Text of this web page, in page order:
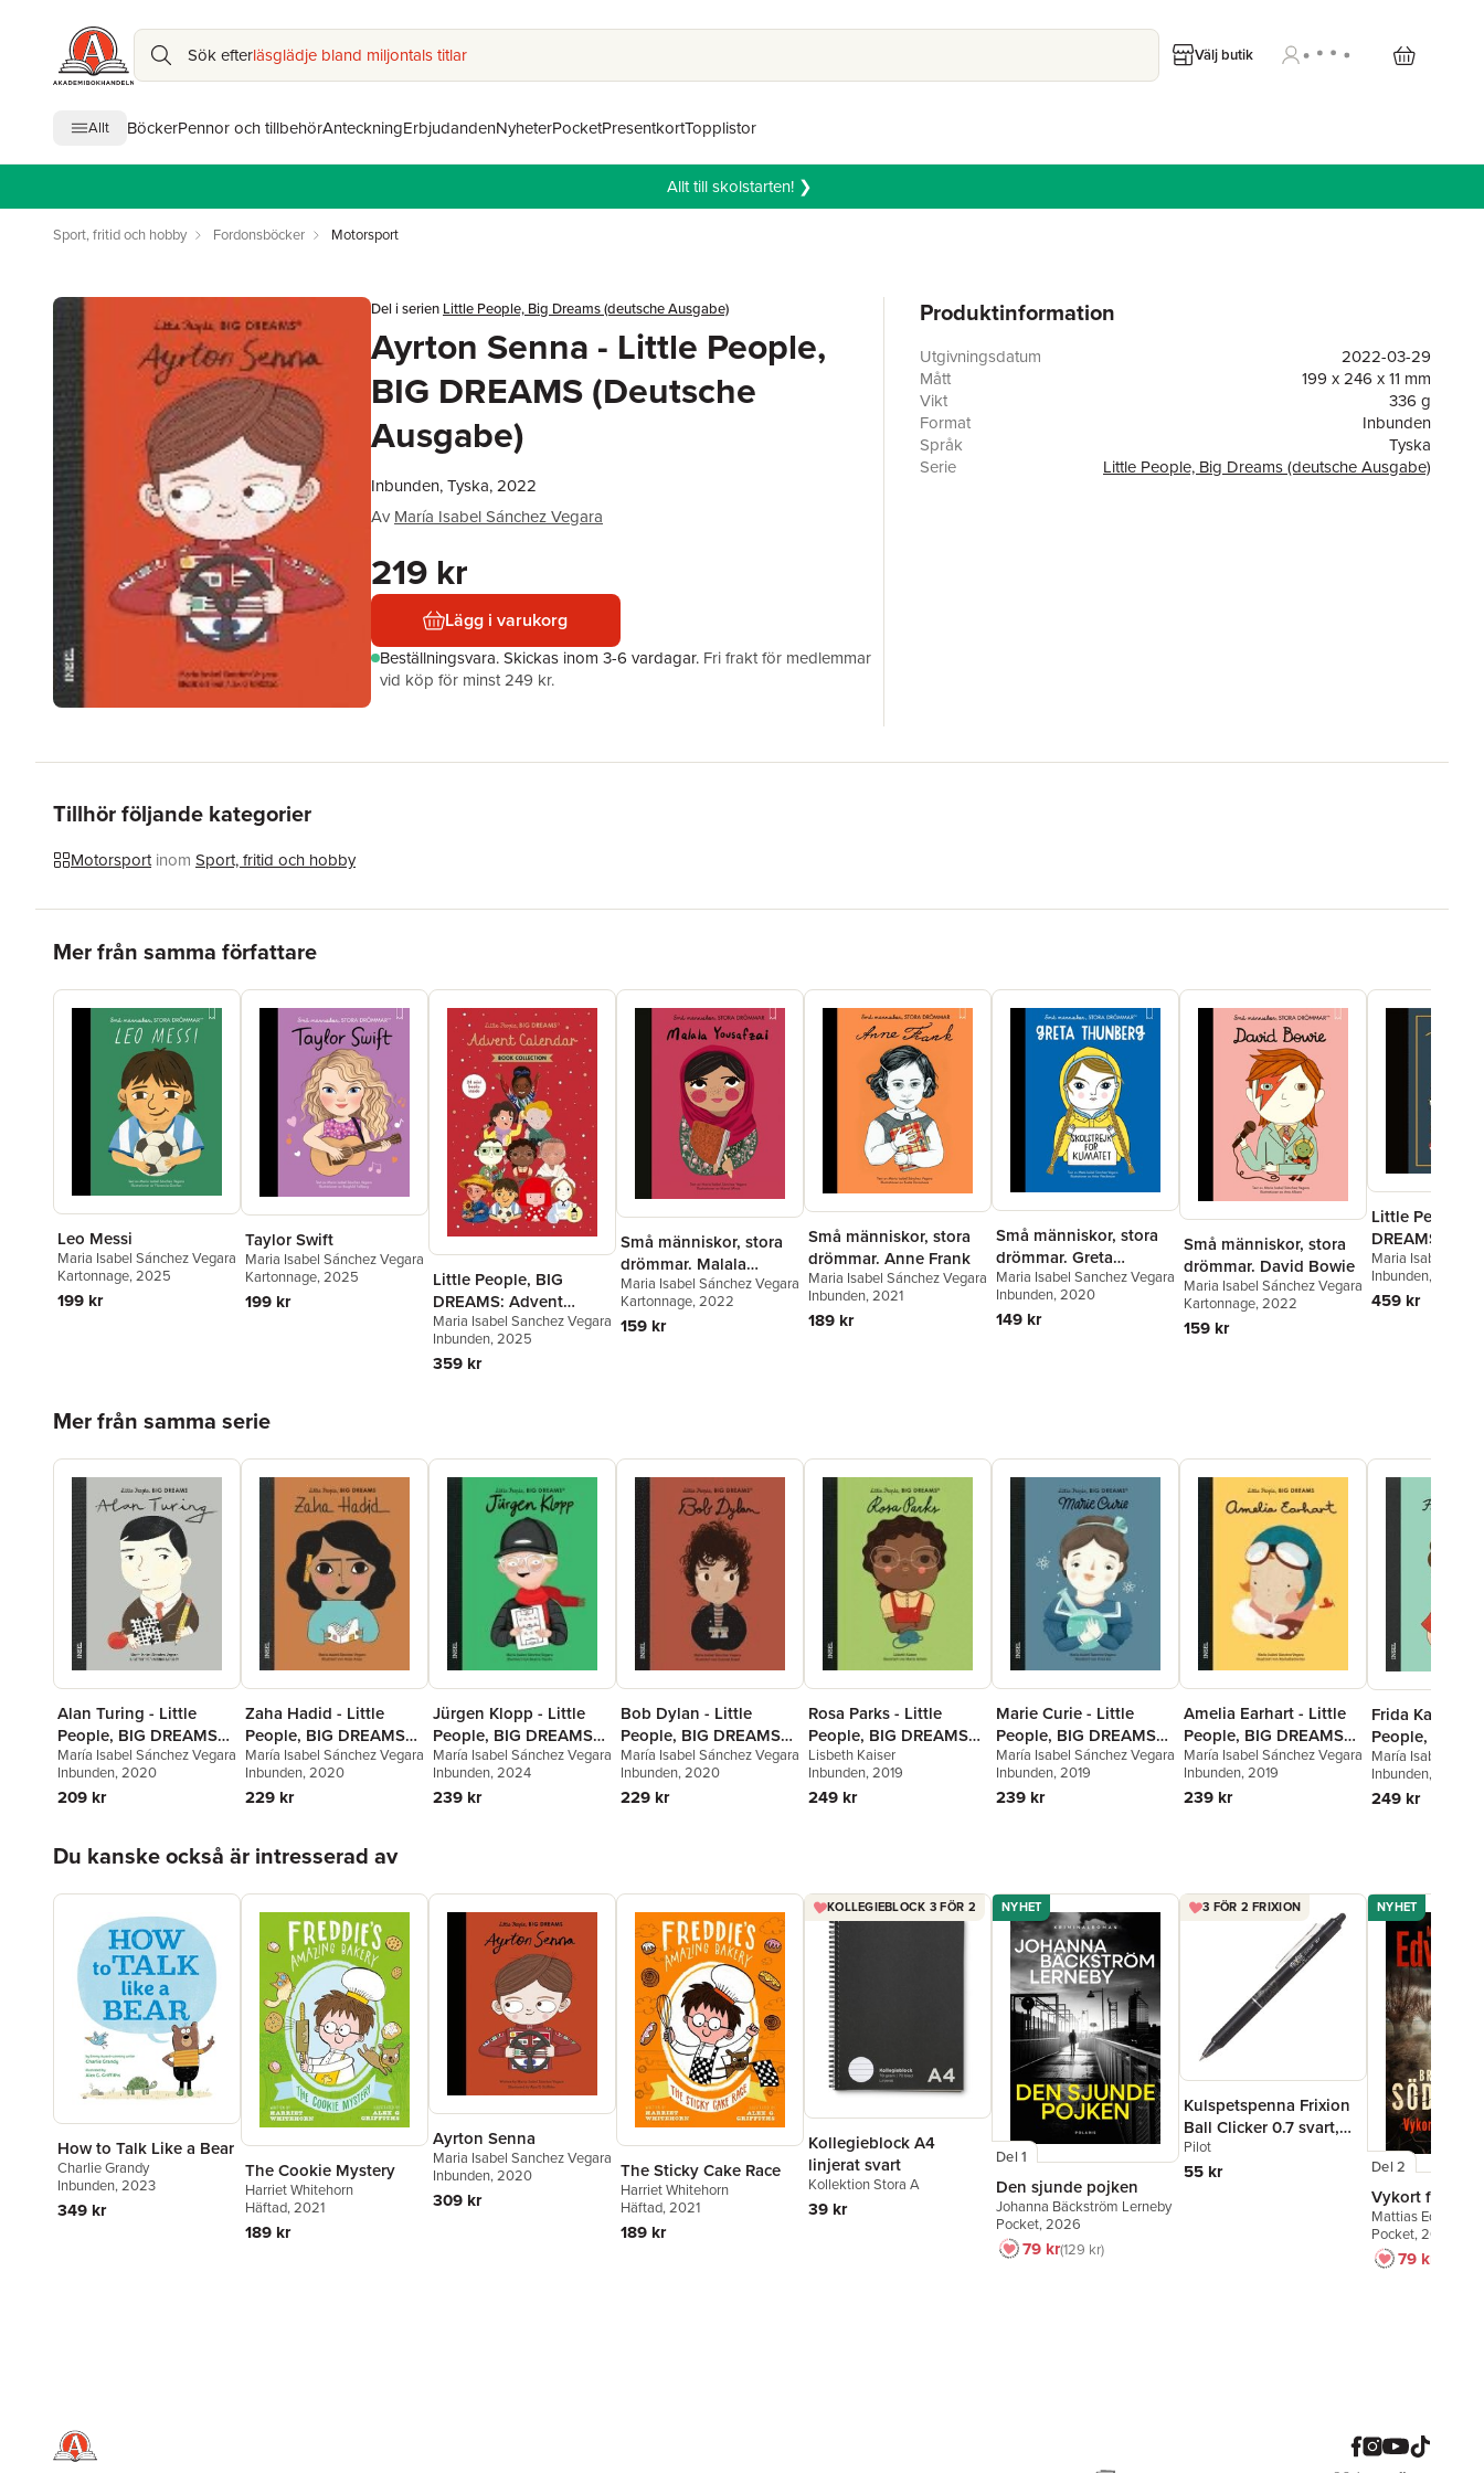
Sök efterläsglädje bland miljontals titlar Välj butik
Allt BöckerPennor och tillbehörAnteckningErbjudandenNyheterPocketPresentkortTopplistor
Allt till skolstarten! ❯
Sport, fritid och hobby Fordonsböcker Motorsport
Del i serien Little People, Big Dreams (deutsche Ausgabe)
Ayrton Senna - Little People,
BIG DREAMS (Deutsche
Ausgabe)
Inbunden, Tyska, 2022
Av María Isabel Sánchez Vegara
219 kr
Lägg i varukorg
Beställningsvara.Skickas inom 3-6 vardagar. Fri frakt för medlemmar
vid köp för minst 249 kr.
Produktinformation
Utgivningsdatum
2022-03-29
Mått
199 x 246 x 11 mm
Vikt
336 g
Format
Inbunden
Språk
Tyska
Serie
Little People, Big Dreams (deutsche Ausgabe)
Tillhör följande kategorier
Motorsport inom Sport, fritid och hobby
Mer från samma författare
Leo Messi
Maria Isabel Sánchez Vegara
Kartonnage, 2025
199 kr
Taylor Swift
Maria Isabel Sánchez Vegara
Kartonnage, 2025
199 kr
Little People, BIG
DREAMS: Advent
Calendar Book
Collection
Maria Isabel Sanchez Vegara
Inbunden, 2025
359 kr
Små människor, stora
drömmar. Malala
Yousafzai
Maria Isabel Sánchez Vegara
Kartonnage, 2022
159 kr
Små människor, stora
drömmar. Anne Frank
Maria Isabel Sánchez Vegara
Inbunden, 2021
189 kr
Små människor, stora
drömmar. Greta
Thunberg
Maria Isabel Sanchez Vegara
Inbunden, 2020
149 kr
Små människor, stora
drömmar. David Bowie
Maria Isabel Sánchez Vegara
Kartonnage, 2022
159 kr
Little People,
DREAMS:
Maria Isabel
Vegara,Lisbeth
Inbunden, 2021
459 kr
Mer från samma serie
Alan Turing - Little
People, BIG DREAMS
(Deutsche Ausgabe)
María Isabel Sánchez Vegara
Inbunden, 2020
209 kr
Zaha Hadid - Little
People, BIG DREAMS
(Deutsche Ausgabe)
María Isabel Sánchez Vegara
Inbunden, 2020
229 kr
Jürgen Klopp - Little
People, BIG DREAMS
(Deutsche Ausgabe)
María Isabel Sánchez Vegara
Inbunden, 2024
239 kr
Bob Dylan - Little
People, BIG DREAMS
(Deutsche Ausgabe)
María Isabel Sánchez Vegara
Inbunden, 2020
229 kr
Rosa Parks - Little
People, BIG DREAMS
(Deutsche Ausgabe)
Lisbeth Kaiser
Inbunden, 2019
249 kr
Marie Curie - Little
People, BIG DREAMS
(Deutsche Ausgabe)
María Isabel Sánchez Vegara
Inbunden, 2019
239 kr
Amelia Earhart - Little
People, BIG DREAMS
(Deutsche Ausgabe)
María Isabel Sánchez Vegara
Inbunden, 2019
239 kr
Frida Kahlo -
People, BIG
(Deutsche
María Isabel
Inbunden, 2019
249 kr
Du kanske också är intresserad av
How to Talk Like a Bear
Charlie Grandy
Inbunden, 2023
349 kr
The Cookie Mystery
Harriet Whitehorn
Häftad, 2021
189 kr
Ayrton Senna
Maria Isabel Sanchez Vegara
Inbunden, 2020
309 kr
The Sticky Cake Race
Harriet Whitehorn
Häftad, 2021
189 kr
KOLLEGIEBLOCK 3 FÖR 2
Kollegieblock A4
linjerat svart
Kollektion Stora A
39 kr
NYHET
Del 1
Den sjunde pojken
Johanna Bäckström Lerneby
Pocket, 2026
79 kr129 kr
3 FÖR 2 FRIXION
Kulspetspenna Frixion
Ball Clicker 0.7 svart,
raderbar
Pilot
55 kr
NYHET
Del 2
Vykort från en
Mattias
Pocket, 2026
79 kr